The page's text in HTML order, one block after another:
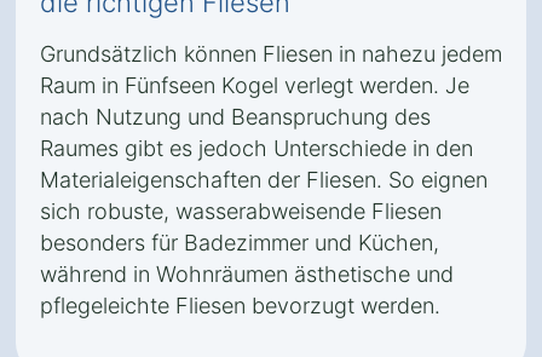
Grundsätzlich können Fliesen in nahezu jedem
Raum in Fünfseen Kogel verlegt werden. Je
nach Nutzung und Beanspruchung des
Raumes gibt es jedoch Unterschiede in den
Materialeigenschaften der Fliesen. So eignen
sich robuste, wasserabweisende Fliesen
besonders für Badezimmer und Küchen,
während in Wohnräumen ästhetische und
pflegeleichte Fliesen bevorzugt werden.